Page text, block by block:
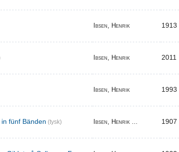
Ibsen, Henrik 1913
Ibsen, Henrik 2011
Ibsen, Henrik 1993
fünf Bänden (tysk) Ibsen, Henrik ... 1907